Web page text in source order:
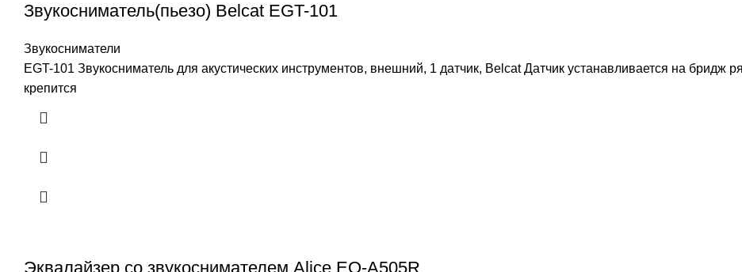
Звукосниматель(пьезо) Belcat EGT-101
Звукосниматели
EGT-101 Звукосниматель для акустических инструментов, внешний, 1 датчик, Belcat Датчик устанавливается на
крепится
Эквалайзер со звукоснимателем Alice EQ-A505R